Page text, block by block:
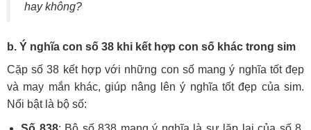
hay không?
b. Ý nghĩa con số 38 khi kết hợp con số khác trong sim
Cặp số 38 kết hợp với những con số mang ý nghĩa tốt đẹp
và may mắn khác, giúp nâng lên ý nghĩa tốt đẹp của sim.
Nổi bật là bộ số: